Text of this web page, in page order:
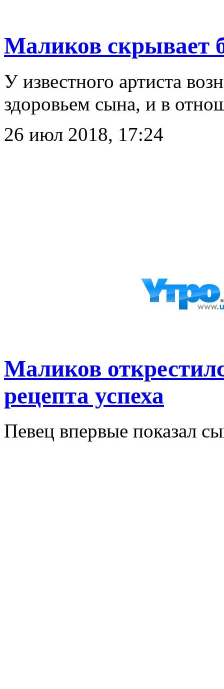
Маликов скрывает
У известного артиста
здоровьем сына, и в
26 июл 2018, 17:24
Маликов
рецепта успеха
Певец впервые показал